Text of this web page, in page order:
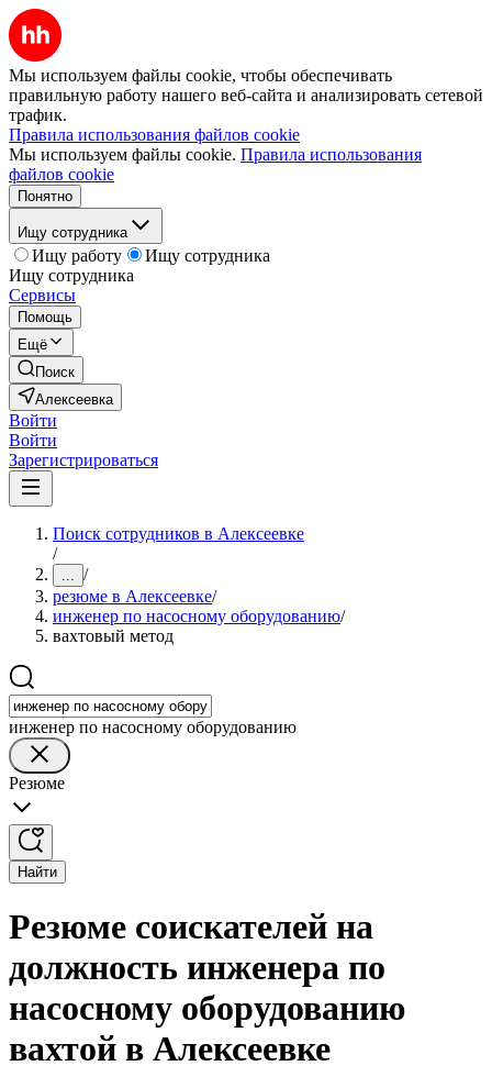
Мы используем файлы cookie, чтобы обеспечивать
правильную работу нашего веб-сайта и анализировать сетевой
трафик.
Правила использования файлов cookie
Мы используем файлы cookie. Правила использования
файлов cookie
Понятно
Ищу сотрудника
Ищу работу
Ищу сотрудника
Ищу сотрудника
Сервисы
Помощь
Ещё
Поиск
Алексеевка
Войти
Войти
Зарегистрироваться
Поиск сотрудников в Алексеевке
/
... /
резюме в Алексеевке/
инженер по насосному оборудованию/
вахтовый метод
инженер по насосному оборудованию
Резюме
Найти
Резюме соискателей на
должность инженера по
насосному оборудованию
вахтой в Алексеевке